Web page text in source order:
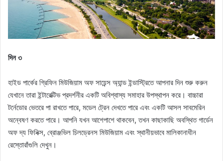
দিন ৩
হাইড পার্কের গ্রিফিন মিউজিয়াম অফ সায়েন্স অ্যান্ড ইন্ডাস্ট্রিতে আপনার দিন শুরু করুন
যেখানে তারা ইন্টারেক্টিভ প্রদর্শনীর একটি অবিশ্বাস্য সমাহার উপস্থাপন করে। বাচ্চারা
টর্নেডোর ভেতরে পা রাখতে পারে, মডেল ট্রেন দেখতে পারে এবং একটি আসল সাবমেরিন
অন্বেষণ করতে পারে। আপনি যখন আশেপাশে থাকবেন, তখন কাছাকাছি অবস্থিত গার্ডেন
অফ দ্য ফিনিক্স, ব্রোঞ্জভিল চিলড্রেনস মিউজিয়াম এবং স্থানীয়ভাবে মালিকানাধীন
রেস্তোরাঁগুলি দেখুন।